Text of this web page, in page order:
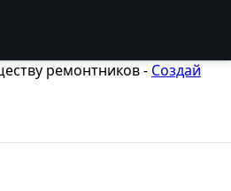
ремонтников - Создай